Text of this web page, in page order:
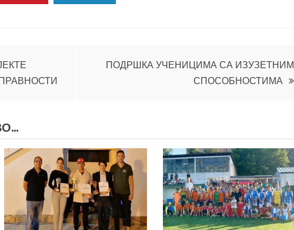
ПОДРШКА УЧЕНИЦИМА СА ИЗУЗЕТНИМ
СПОСОБНОСТИМА